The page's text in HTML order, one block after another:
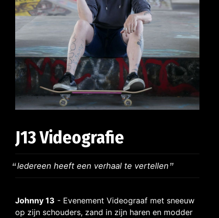
J13 Videografie
Iedereen heeft een verhaal te vertellen
Johnny 13 - Evenement Videograaf met sneeuw
op zijn schouders, zand in zijn haren en modder